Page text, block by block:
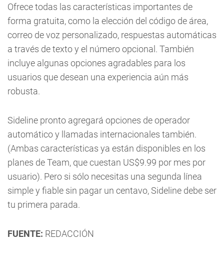
Ofrece todas las características importantes de
forma gratuita, como la elección del código de área,
correo de voz personalizado, respuestas automáticas
a través de texto y el número opcional. También
incluye algunas opciones agradables para los
usuarios que desean una experiencia aún más
robusta.
Sideline pronto agregará opciones de operador
automático y llamadas internacionales también.
(Ambas características ya están disponibles en los
planes de Team, que cuestan US$9.99 por mes por
usuario). Pero si sólo necesitas una segunda línea
simple y fiable sin pagar un centavo, Sideline debe ser
tu primera parada.
FUENTE: REDACCIÓN